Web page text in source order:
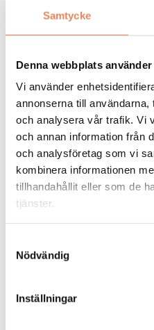
Samtycke
Denna webbplats
Vi använder
annonserna till
och analysera vår trafik. Vi
och annan information från
och analysföretag som vi
kombinera informationen
tillhandahållit eller som de
tjänster.
Nödvändig
Inställningar
Måndagskvällen
Hotel of the Year”
Taggar
SPAANLÄGGNINGAR
TRENDER 2026